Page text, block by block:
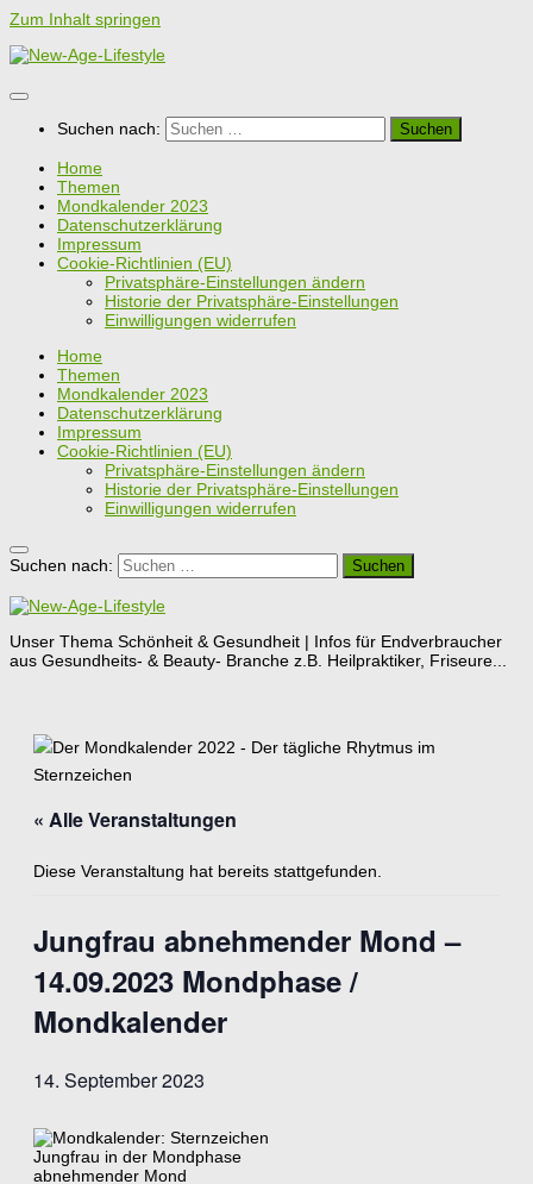
Zum Inhalt springen
Suchen nach:
Home
Themen
Mondkalender 2023
Datenschutzerklärung
Impressum
Cookie-Richtlinien (EU)
Privatsphäre-Einstellungen ändern
Historie der Privatsphäre-Einstellungen
Einwilligungen widerrufen
Home
Themen
Mondkalender 2023
Datenschutzerklärung
Impressum
Cookie-Richtlinien (EU)
Privatsphäre-Einstellungen ändern
Historie der Privatsphäre-Einstellungen
Einwilligungen widerrufen
Suchen nach:
Unser Thema Schönheit & Gesundheit | Infos für Endverbraucher
aus Gesundheits- & Beauty- Branche z.B. Heilpraktiker, Friseure...
« Alle Veranstaltungen
Diese Veranstaltung hat bereits stattgefunden.
Jungfrau abnehmender Mond –
14.09.2023 Mondphase /
Mondkalender
14. September 2023